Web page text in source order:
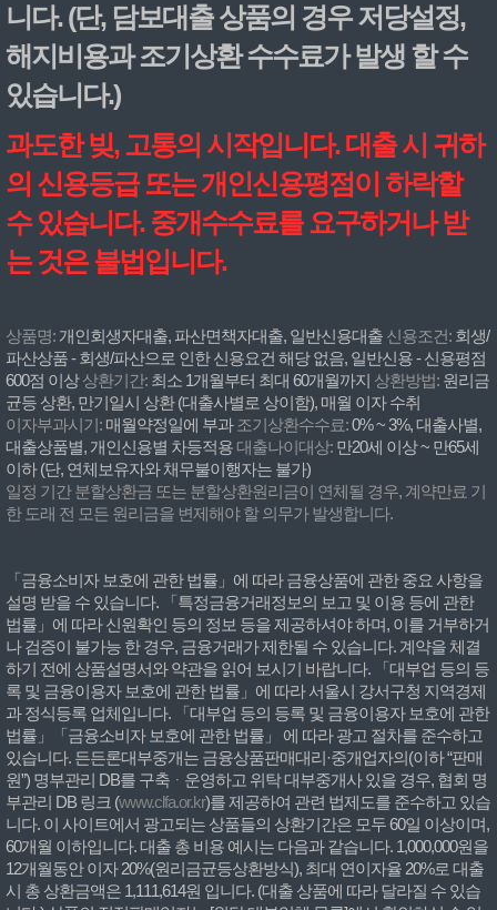
니다. (단, 담보대출 상품의 경우 저당설정,
해지비용과 조기상환 수수료가 발생 할 수
있습니다.)
과도한 빚, 고통의 시작입니다. 대출 시 귀하
의 신용등급 또는 개인신용평점이 하락할
수 있습니다. 중개수수료를 요구하거나 받
는 것은 불법입니다.
상품명: 개인회생자대출, 파산면책자대출, 일반신용대출 신용조건: 회생/
파산상품 - 회생/파산으로 인한 신용요건 해당 없음, 일반신용 - 신용평점
600점 이상상환기간: 최소 1개월부터 최대 60개월까지 상환방법: 원리금
균등 상환, 만기일시 상환 (대출사별로 상이함), 매월 이자 수취
이자부과시기: 매월약정일에 부과 조기상환수수료:0% ~ 3%, 대출사별,
대출상품별, 개인신용별 차등적용 대출나이대상: 만20세 이상 ~ 만65세
이하 (단, 연체보유자와 채무불이행자는 불가)
일정 기간 분할상환금 또는 분할상환원리금이 연체될 경우, 계약만료 기
한 도래 전 모든 원리금을 변제해야 할 의무가 발생합니다.
「금융소비자 보호에 관한 법률」에 따라 금융상품에 관한 중요 사항을
설명 받을 수 있습니다. 「특정금융거래정보의 보고 및 이용 등에 관한
법률」에 따라 신원확인 등의 정보 등을 제공하셔야 하며, 이를 거부하거
나 검증이 불가능 한 경우, 금융거래가 제한될 수 있습니다. 계약을 체결
하기 전에 상품설명서와 약관을 읽어 보시기 바랍니다. 「대부업 등의 등
록 및 금융이용자 보호에 관한 법률」에 따라 서울시 강서구청 지역경제
과 정식등록 업체입니다. 「대부업 등의 등록 및 금융이용자 보호에 관한
법률」「금융소비자 보호에 관한 법률」 에 따라 광고 절차를 준수하고
있습니다. 든든론대부중개는 금융상품판매대리·중개업자의(이하 “판매
원”) 명부관리 DB를 구축ᆞ운영하고 위탁 대부중개사 있을 경우, 협회 명
부관리 DB 링크 (www.clfa.or.kr)를 제공하여 관련 법제도를 준수하고 있습
니다. 이 사이트에서 광고되는 상품들의 상환기간은 모두 60일 이상이며,
60개월 이하입니다. 대출 총 비용 예시는 다음과 같습니다. 1,000,000원을
12개월동안 이자 20%(원리금균등상환방식), 최대 연이자율 20%로 대출
시 총 상환금액은 1,111,614원 입니다. (대출 상품에 따라 달라질 수 있습